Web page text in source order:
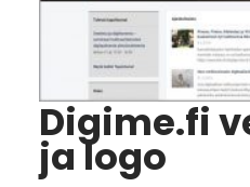
Digime.fi
ja logo